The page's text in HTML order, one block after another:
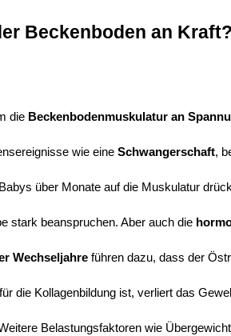
Beckenboden an Kraft?
die Beckenbodenmuskulatur an
wie eine Schwangerschaft,
über Monate auf die Muskulatur
stark beanspruchen. Aber auch die
Wechseljahre führen dazu, dass der
die Kollagenbildung ist, verliert das
Belastungsfaktoren wie